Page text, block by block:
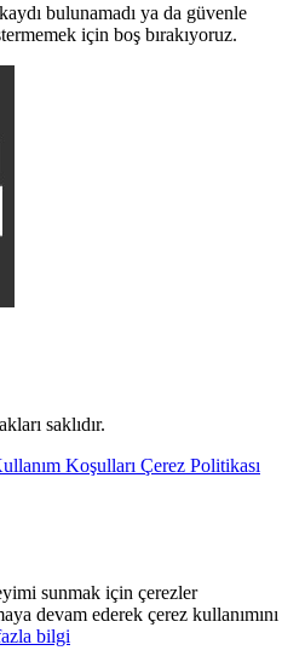
bulunamadı ya da güvenle
için boş bırakıyoruz.
saklıdır.
Koşulları Çerez Politikası
sunmak için çerezler
devam ederek çerez kullanımını
bilgi